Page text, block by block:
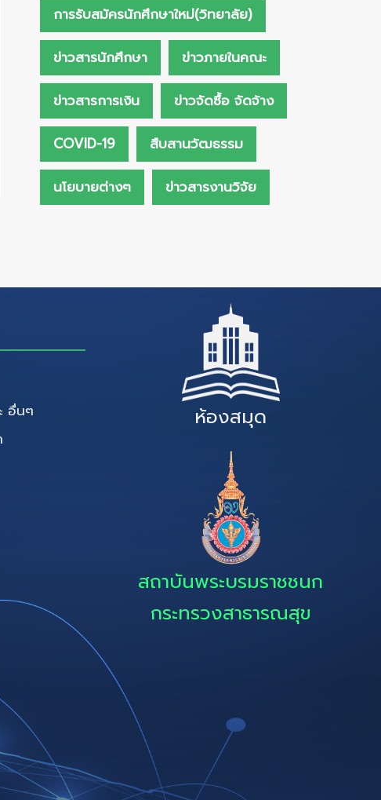
การรับสมัครนักศึกษาใหม่(วิทยาลัย)
ข่าวสารนักศึกษา ข่าวภายในคณะ
ข่าวสารการเงิน ข่าวจัดซื้อ จัดจ้าง
COVID-19 สืบสานวัฒธรรม
นโยบายต่างๆ ข่าวสารงานวิจัย
อื่นๆ
ห้องสมุด
สถาบันพระบรมราชชนก
กระทรวงสาธารณสุข